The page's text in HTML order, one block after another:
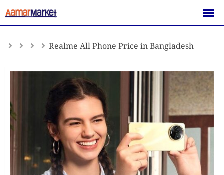
Skip
to
Realme All Phone Price in Bangladesh